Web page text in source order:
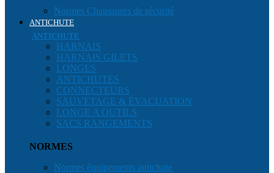
Normes Chaussures de sécurité
ANTICHUTE
ANTICHUTE
HARNAIS
HARNAIS GILETS
LONGES
ANTICHUTES
CONNECTEURS
SAUVETAGE & ÉVACUATION
LONGE A OUTILS
SACS RANGEMENTS
NORMES
Normes équipements antichute